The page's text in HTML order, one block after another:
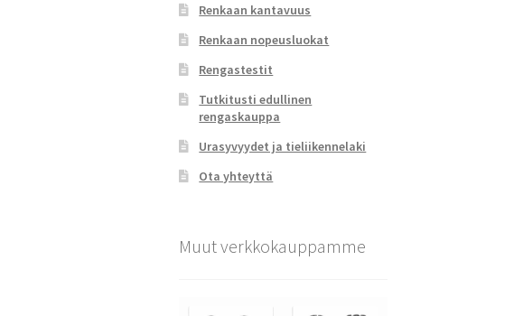
Renkaan kantavuus
Renkaan nopeusluokat
Rengastestit
Tutkitusti edullinen
rengaskauppa
Urasyvyydet ja tieliikennelaki
Ota yhteyttä
Muut verkkokauppamme